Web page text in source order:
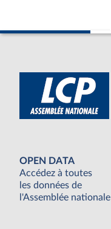
OPEN DATA
Accédez à toutes
les données de
l'Assemblée nationale